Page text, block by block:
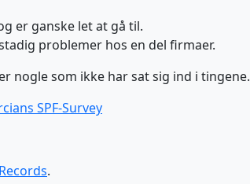
er ganske let at gå til.
problemer hos en del firmaer.
nogle som ikke har sat sig ind i tingene.
SPF-Survey
.